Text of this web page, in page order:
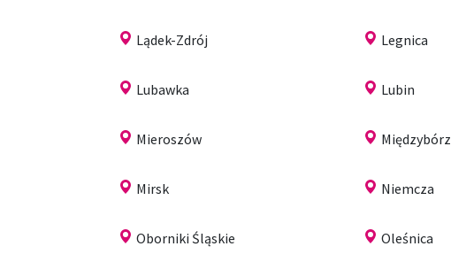
Lądek-Zdrój Legnica
Lubawka Lubin
Mieroszów Międzybórz
Mirsk Niemcza
Oborniki Śląskie Oleśnica